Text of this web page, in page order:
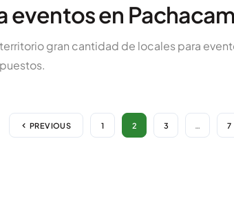
eventos en
gran cantidad de locales para
PREVIOUS 1 2 3 7